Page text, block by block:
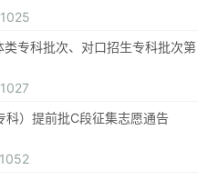
专科批次、对口招生专科批次第
）提前批C段征集志愿通告